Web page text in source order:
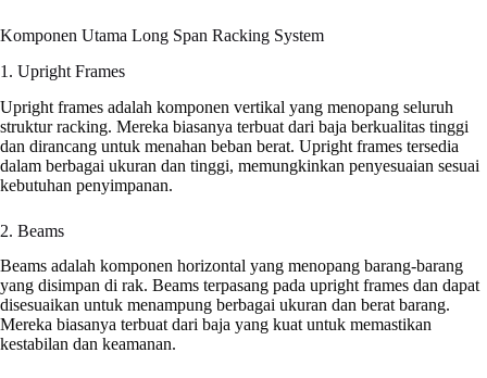
Komponen Utama Long Span Racking System
1. Upright Frames
Upright frames adalah komponen vertikal yang menopang seluruh
struktur racking. Mereka biasanya terbuat dari baja berkualitas tinggi
dan dirancang untuk menahan beban berat. Upright frames tersedia
dalam berbagai ukuran dan tinggi, memungkinkan penyesuaian sesuai
kebutuhan penyimpanan.
2. Beams
Beams adalah komponen horizontal yang menopang barang-barang
yang disimpan di rak. Beams terpasang pada upright frames dan dapat
disesuaikan untuk menampung berbagai ukuran dan berat barang.
Mereka biasanya terbuat dari baja yang kuat untuk memastikan
kestabilan dan keamanan.